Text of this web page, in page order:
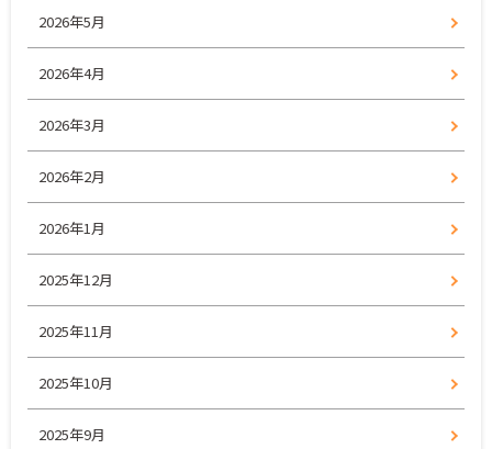
2026年5月
2026年4月
2026年3月
2026年2月
2026年1月
2025年12月
2025年11月
2025年10月
2025年9月